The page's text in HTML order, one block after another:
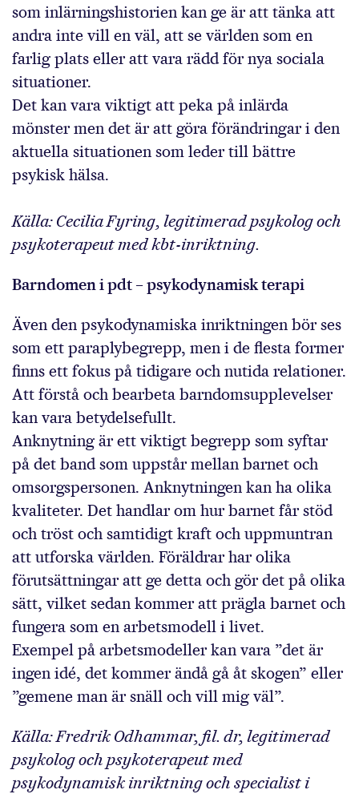
som inlärningshistorien kan ge är att tänka att
andra inte vill en väl, att se världen som en
farlig plats eller att vara rädd för nya sociala
situationer.
Det kan vara viktigt att peka på inlärda
mönster men det är att göra förändringar i den
aktuella situationen som leder till bättre
psykisk hälsa.
Källa: Cecilia Fyring, legitimerad psykolog och
psykoterapeut med kbt-inriktning.
Barndomen i pdt – psykodynamisk terapi
Även den psykodynamiska inriktningen bör ses
som ett paraplybegrepp, men i de flesta former
finns ett fokus på tidigare och nutida relationer.
Att förstå och bearbeta barndomsupplevelser
kan vara betydelsefullt.
Anknytning är ett viktigt begrepp som syftar
på det band som uppstår mellan barnet och
omsorgspersonen. Anknytningen kan ha olika
kvaliteter. Det handlar om hur barnet får stöd
och tröst och samtidigt kraft och uppmuntran
att utforska världen. Föräldrar har olika
förutsättningar att ge detta och gör det på olika
sätt, vilket sedan kommer att prägla barnet och
fungera som en arbetsmodell i livet.
Exempel på arbetsmodeller kan vara ”det är
ingen idé, det kommer ändå gå åt skogen” eller
”gemene man är snäll och vill mig väl”.
Källa: Fredrik Odhammar, fil. dr, legitimerad
psykolog och psykoterapeut med
psykodynamisk inriktning och specialist i